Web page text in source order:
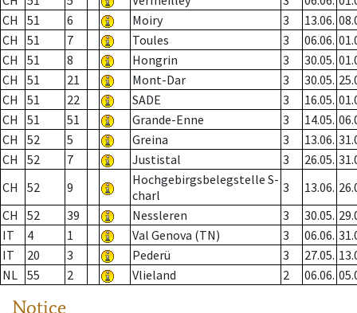
CH
51 6 Moiry 3 13.06.
CH
51 7 Toules 3 06.06.
CH
51 8 Hongrin 3 30.05.
CH
51 21 Mont-Dar 3 30.05.
CH
51 22 SADE 3 16.05.
CH
51 51 Grande-Enne 3 14.05.
CH
52 5 Greina 3 13.06.
CH
52 7 Justistal 3 26.05.
CH
52 9
Hochgebirgsbelegstelle S-
charl
3 13.06.
CH
52 39 Nessleren 3 30.05.
IT
4 1 Val Genova (TN) 3 06.06.
IT
20 3 Pederü 3 27.05.
NL 55 2 Vlieland 2 06.06.
Notice